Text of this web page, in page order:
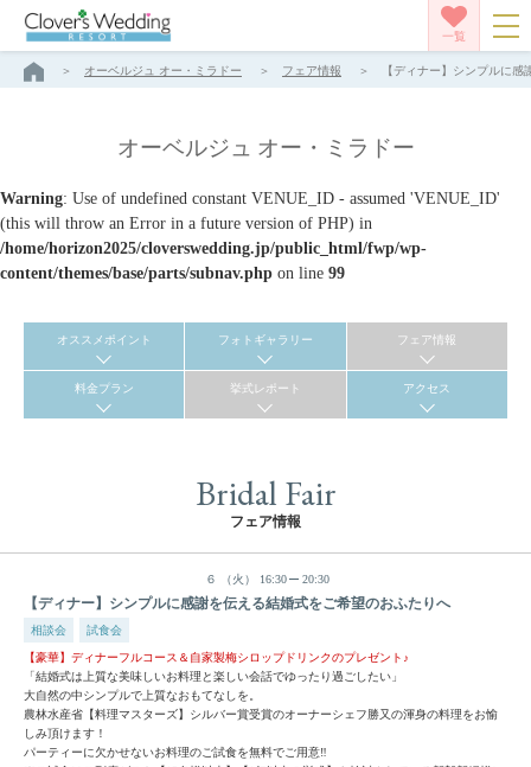
一覧
オーベルジュ オー・ミラドー フェア情報 【ディナー】シンプルに
オーベルジュ オー・ミラドー
Warning: Use of undefined constant VENUE_ID - assumed 'VENUE_ID'
(this will throw an Error in a future version of PHP) in
/home/horizon2025/cloverswedding.jp/public_html/fwp/wp-
content/themes/base/parts/subnav.php on line 99
オススメポイント フォトギャラリー フェア情報
料金プラン 挙式レポート アクセス
Bridal Fair
フェア情報
６ （火） 16:30 20:30
【ディナー】シンプルに感謝を伝える結婚式をご希望のおふたりへ
相談会 試食会
【豪華】ディナーフルコース＆自家製梅シロップドリンクのプレゼント♪
「結婚式は上質な美味しいお料理と楽しい会話でゆったり過ごしたい」
大自然の中シンプルで上質なおもてなしを。
農林水産省【料理マスターズ】シルバー賞受賞のオーナーシェフ勝又の渾身の料理をお愉
しみ頂けます！
パーティーに欠かせないお料理のご試食を無料でご用意‼